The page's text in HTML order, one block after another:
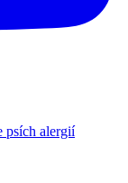
psích alergií